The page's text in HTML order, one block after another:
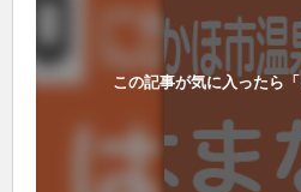
この記事が気に入ったら